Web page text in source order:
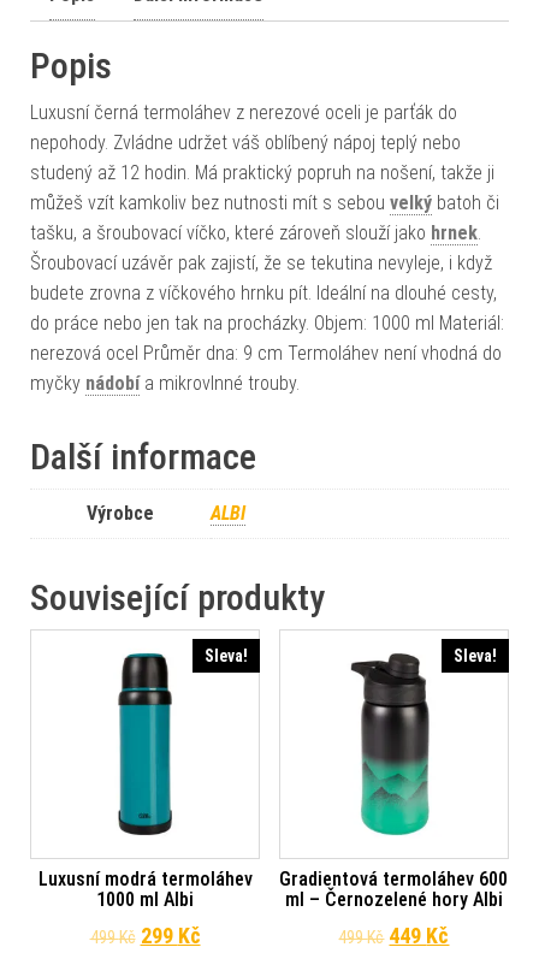
Popis
Luxusní černá termoláhev z nerezové oceli je parťák do
nepohody. Zvládne udržet váš oblíbený nápoj teplý nebo
studený až 12 hodin. Má praktický popruh na nošení, takže ji
můžeš vzít kamkoliv bez nutnosti mít s sebou velký batoh či
tašku, a šroubovací víčko, které zároveň slouží jako hrnek
Šroubovací uzávěr pak zajistí, že se tekutina nevyleje, i když
budete zrovna z víčkového hrnku pít. Ideální na dlouhé cesty,
do práce nebo jen tak na procházky. Objem: 1000 ml Materiál:
nerezová ocel Průměr dna: 9 cm Termoláhev není vhodná do
myčky nádobía mikrovlnné trouby.
Další informace
Výrobce ALBI
Související produkty
Sleva!
Luxusní modrá termoláhev
1000 ml Albi
499Kč Původní cena byla: 499 Kč.
299 KčAktuální cena je: 299 Kč.
Sleva!
Gradientová termoláhev 600
ml – Černozelené hory Albi
499Kč Původní cena
449 Kč